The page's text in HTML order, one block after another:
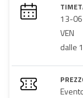
13-
VEN
dalle